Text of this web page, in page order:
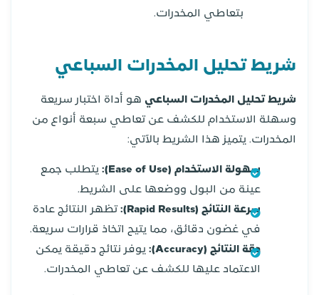
بتعاطي المخدرات.
شريط تحليل المخدرات السباعي
شريط تحليل المخدرات السباعي هو أداة اختبار سريعة
وسهلة الاستخدام للكشف عن تعاطي سبعة أنواع من
المخدرات. يتميز هذا الشريط بالآتي:
سهولة الاستخدام (Ease of Use):
يتطلب جمع
عينة من البول ووضعها على الشريط.
سرعة النتائج (Rapid Results):
تظهر النتائج عادة
في غضون دقائق، مما يتيح اتخاذ قرارات سريعة.
دقة النتائج (Accuracy):
يوفر نتائج دقيقة يمكن
الاعتماد عليها للكشف عن تعاطي المخدرات.